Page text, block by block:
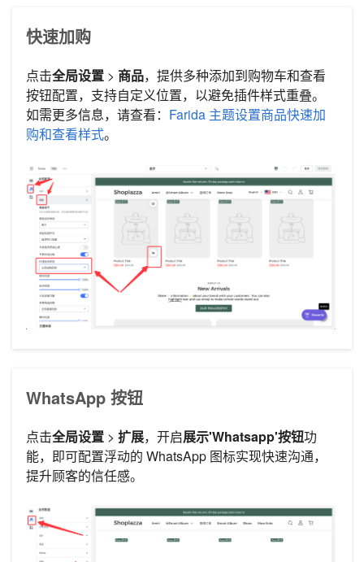
快速加购
点击全局设置 > 商品，提供多种添加到购物车和查看
按钮配置，支持自定义位置，以避免插件样式重叠。
如需更多信息，请查看： Farida 主题设置商品快速加
购和查看样式。
WhatsApp 按钮
点击全局设置 > 扩展，开启展示'Whatsapp'按钮功
能，即可配置浮动的 WhatsApp 图标实现快速沟通，
提升顾客的信任感。